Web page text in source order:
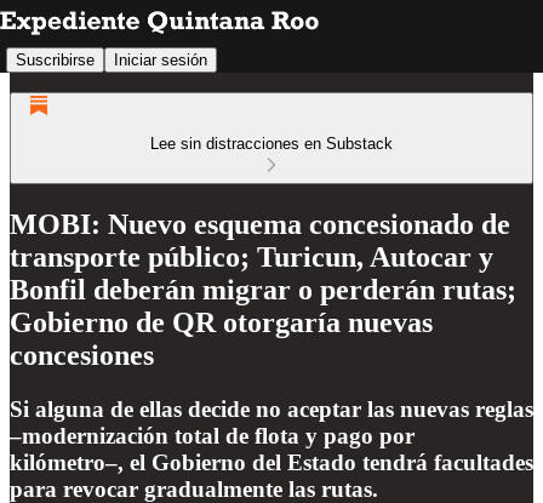
Suscribirse Iniciar sesión
Lee sin distracciones en Substack
MOBI: Nuevo esquema concesionado de
transporte público; Turicun, Autocar y
Bonfil deberán migrar o perderán rutas;
Gobierno de QR otorgaría nuevas
concesiones
Si alguna de ellas decide no aceptar las nuevas reglas
–modernización total de flota y pago por
kilómetro–, el Gobierno del Estado tendrá facultades
para revocar gradualmente las rutas.